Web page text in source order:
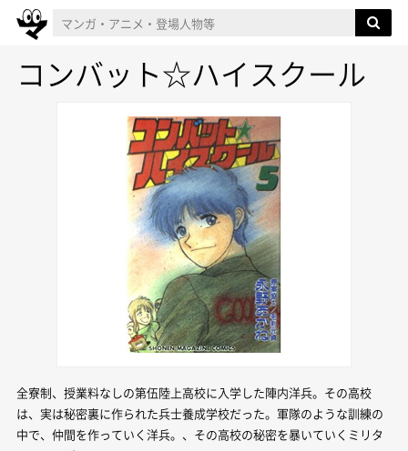
コンバット☆ハイスクール
全寮制、授業料なしの第伍陸上高校に入学した陣内洋兵。その高校
は、実は秘密裏に作られた兵士養成学校だった。軍隊のような訓練の
中で、仲間を作っていく洋兵。、その高校の秘密を暴いていくミリタ